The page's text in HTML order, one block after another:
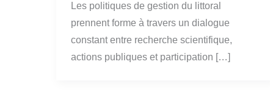
Les politiques de gestion du littoral
prennent forme à travers un dialogue
constant entre recherche scientifique,
actions publiques et participation […]